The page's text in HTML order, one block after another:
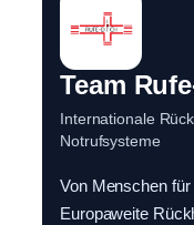
Team
Internationale
Notrufsysteme
Von Menschen
Europaweite